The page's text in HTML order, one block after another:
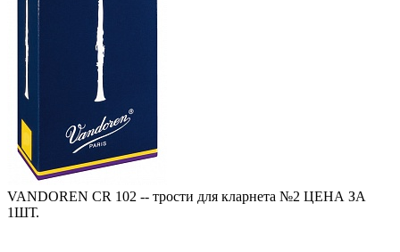
VANDOREN CR 102 -- трости для кларнета №2 ЦЕНА ЗА
1ШТ.